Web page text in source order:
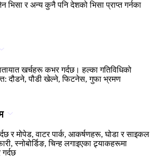
भिसा र अन्य कुनै पनि देशको भिसा प्राप्त गर्नका
खर्चहरू कभर गर्दछ। हल्का गतिविधिको
दौडने, पौडी खेल्ने, फिटनेस, गुफा भ्रमण
र मोपेड, वाटर पार्क, आकर्षणहरू, घोडा र साइकल
स्नोबोर्डिङ, चिन्ह लगाइएका ट्र्याकहरूमा